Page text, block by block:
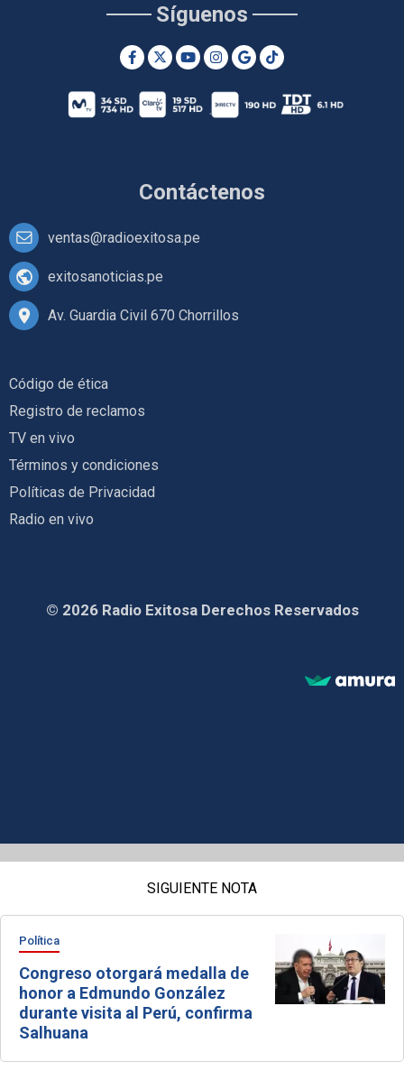
Contáctenos
ventas@radioexitosa.pe
exitosanoticias.pe
Av. Guardia Civil 670 Chorrillos
Síguenos
Código de ética
Registro de reclamos
TV en vivo
Términos y condiciones
Políticas de Privacidad
Radio en vivo
© 2026 Radio Exitosa Derechos Reservados
SIGUIENTE NOTA
Política
Congreso otorgará medalla de
honor a Edmundo González
durante visita al Perú, confirma
Salhuana